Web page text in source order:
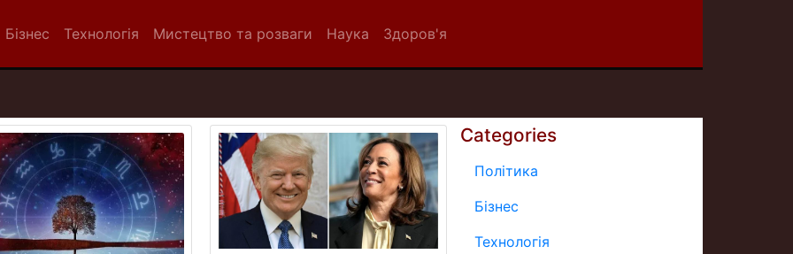
Бізнес Технологія Мистецтво та розваги Наука Здоров'я
Categories
Політика
Бізнес
Технологія